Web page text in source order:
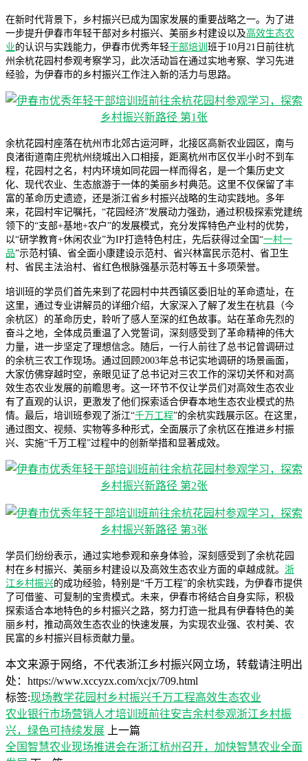
在新时代背景下，乡村振兴已成为国家发展的重要战略之一。为了进
一步提升伊春市年轻干部对乡村振兴、美丽乡村建设以及高效生态农
业的认识与实践能力，伊春市优秀年轻干部培训 班于10月21日前往杭
州余杭花园村参观考察学习，此次活动旨在通过实地考察、学习先进
经验，为伊春市的乡村振兴工作注入新的活力与思路。
余杭花园村座落在杭州市北郊古运河畔，北接区高新农业园区，南与
良渚街道南庄兜杭州绕城出入口相接，距离杭州市区仅半小时不到车
程，花园村之名，村内环境如同花园一样而得名，是一个集历史文
化、现代农业、生态旅游于一体的美丽乡村典范。这里不仅保留了丰
富的革命历史遗迹，还是浙江省乡村振兴战略的生动实践地。多年
来，花园村牢记嘱托，“花园经济”发展动力强劲，通过积极探索党建统
领下的“支部+基地+农户”的发展模式，充分发挥特色产业村的优势，
以“研学教育+休闲农业”为IP打造特色村庄，先后获得过全国“一村一
品”示范村镇、省全面小康建设示范村、省兴林富民示范村、省卫生
村、省民主法治村、省红色根脉强基示范村等五十多项荣誉。
培训班的学员们首先来到了花园村中共西镇区委旧址的革命遗址，在
这里，通过专业讲解员的详细介绍，大家深入了解了发生在杭县（今
余杭区）的革命历史，聆听了感人至深的红色故事。站在革命先烈的
奋斗之地，全体成员重温了入党誓词，深刻感受到了革命精神的伟大
力量，进一步坚定了理想信念。随后，一行人前往了总书记曾调研过
的余杭三农工作现场。通过回顾2003年总书记实地调研的场景画面，
大家仿佛穿越时空，亲眼见证了总书记对三农工作的深切关怀和对高
效生态农业发展的前瞻思考。这一环节不仅让学员们对高效生态农业
有了直观的认识，更激发了他们探索适合伊春本地生态农业模式的热
情。最后，培训班参观了浙江“千万工程”的余杭实践展示区。在这里，
通过图文、视频、实物等多种形式，全面展示了余杭区在推进乡村振
兴、实施“千万工程”过程中的创新举措和显著成效。
学员们纷纷表示，通过实地参观和亲身体验，深刻感受到了余杭花园
村在乡村振兴、美丽乡村建设以及高效生态农业方面的卓越成就。 浙
江乡村振兴的成功经验，特别是“千万工程”的余杭实践，为伊春市提供
了可借鉴、可复制的宝贵模式。未来，伊春市将结合自身实际，积极
探索适合本地特色的乡村振兴之路，努力打造一批具有伊春特色的美
丽乡村，推动高效生态农业的快速发展，为实现农业强、农村美、农
民富的乡村振兴目标贡献力量。
本文来源于网络，不代表浙江乡村振兴网立场，转载请注明出
处：https://www.xccyzx.com/xcjx/709.html
标签:现场教学花园村乡村振兴千万工程高效生态农业
农业银行市场营销人才培训班前往安吉余村参观浙江乡村振
兴，绿色可持续发展
上一篇
全国智慧农业现场推进会在浙江杭州召开，加快智慧农业全面